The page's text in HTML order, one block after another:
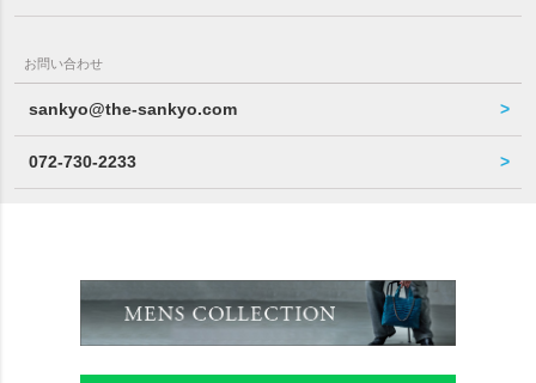
お問い合わせ
sankyo@the-sankyo.com
072-730-2233